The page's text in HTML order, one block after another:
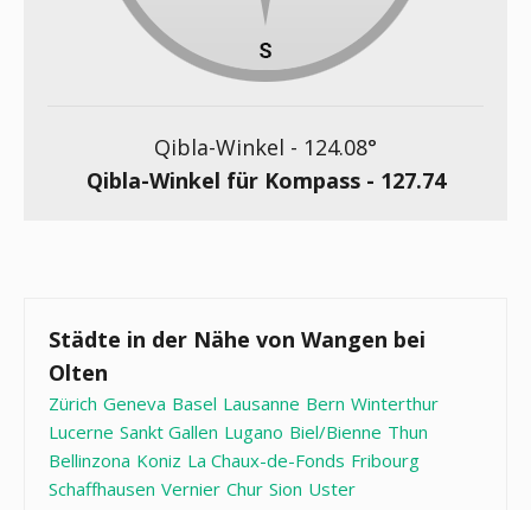
Qibla-Winkel - 124.08°
Qibla-Winkel für Kompass - 127.74
Städte in der Nähe von Wangen bei
Olten
Zürich Geneva Basel Lausanne Bern Winterthur
Lucerne Sankt Gallen Lugano Biel/Bienne Thun
Bellinzona Koniz La Chaux-de-Fonds Fribourg
Schaffhausen Vernier Chur Sion Uster